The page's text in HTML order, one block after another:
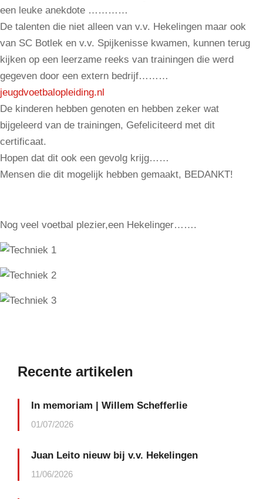
een leuke anekdote …………
De talenten die niet alleen van v.v. Hekelingen maar ook
van SC Botlek en v.v. Spijkenisse kwamen, kunnen terug
kijken op een leerzame reeks van trainingen die werd
gegeven door een extern bedrijf………
jeugdvoetbalopleiding.nl
De kinderen hebben genoten en hebben zeker wat
bijgeleerd van de trainingen, Gefeliciteerd met dit
certificaat.
Hopen dat dit ook een gevolg krijg……
Mensen die dit mogelijk hebben gemaakt, BEDANKT!
Nog veel voetbal plezier,een Hekelinger…….
Recente artikelen
In memoriam | Willem Schefferlie
01/07/2026
Juan Leito nieuw bij v.v. Hekelingen
11/06/2026